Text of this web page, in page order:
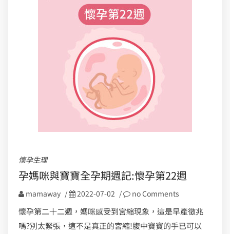
懷孕生理
孕媽咪與寶寶全孕期週記:懷孕第22週
mamaway / 2022-07-02 / no Comments
懷孕第二十二週，媽咪感受到宮縮現象，這是早產徵兆
嗎?別太緊張，這不是真正的宮縮!腹中寶寶的手已可以